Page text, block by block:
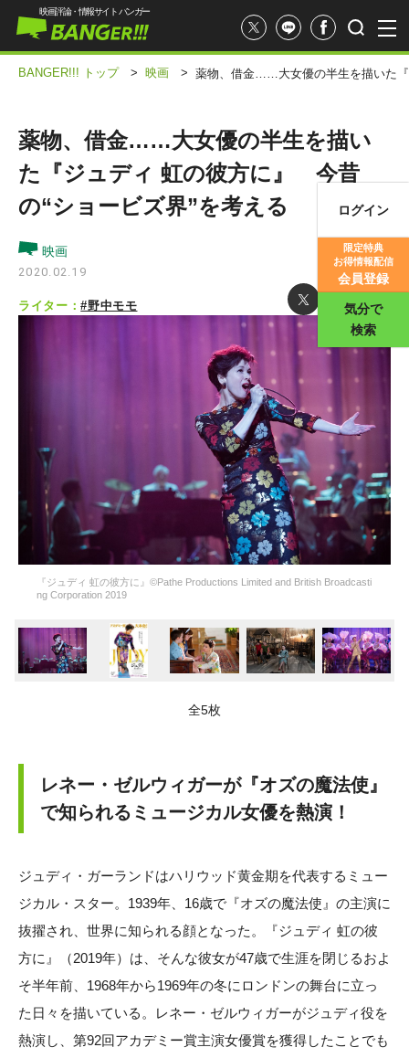
映画評論・情報サイト バンガー
ログイン
限定特典
お得情報配信
会員登録
気分で
検索
BANGER!!! トップ > 映画 > 薬物、借金……大女優の半生を描いた
薬物、借金……大女優の半生を描い
た『ジュディ 虹の彼方に』 今昔
の“ショービズ界”を考える
映画
2020.02.19
ライター：#野中モモ
『ジュディ 虹の彼方に』©Pathe Productions Limited and British Broadcasti
ng Corporation 2019
全5枚
レネー・ゼルウィガーが『オズの魔法使』
で知られるミュージカル女優を熱演！
ジュディ・ガーランドはハリウッド黄金期を代表するミュー
ジカル・スター。1939年、16歳で『オズの魔法使』の主演に
抜擢され、世界に知られる顔となった。『ジュディ 虹の彼
方に』（2019年）は、そんな彼女が47歳で生涯を閉じるおよ
そ半年前、1968年から1969年の冬にロンドンの舞台に立っ
た日々を描いている。レネー・ゼルウィガーがジュディ役を
熱演し、第92回アカデミー賞主演女優賞を獲得したことでも